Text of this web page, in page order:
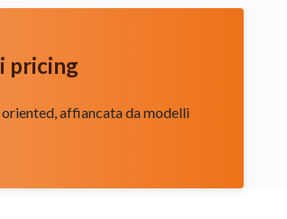
pricing
affiancata da modelli